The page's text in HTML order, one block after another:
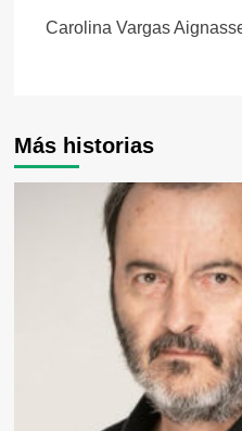
entradas
Carolina Vargas
Más historias